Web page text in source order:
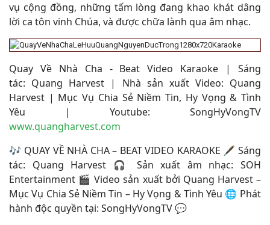
vụ cộng đồng, những tấm lòng đang khao khát dâng
lời ca tôn vinh Chúa, và được chữa lành qua âm nhạc.
Quay Về Nhà Cha - Beat Video Karaoke | Sáng
tác: Quang Harvest | Nhà sản xuất Video: Quang
Harvest | Mục Vụ Chia Sẻ Niềm Tin, Hy Vọng & Tình
Yêu | Youtube: SongHyVongTV
www.quangharvest.com
🎶 QUAY VỀ NHÀ CHA – BEAT VIDEO KARAOKE 🖋 Sáng
tác: Quang Harvest 🎧 Sản xuất âm nhạc: SOH
Entertainment 🎬 Video sản xuất bởi Quang Harvest –
Mục Vụ Chia Sẻ Niềm Tin – Hy Vọng & Tình Yêu 🌐 Phát
hành độc quyền tại: SongHyVongTV 💬